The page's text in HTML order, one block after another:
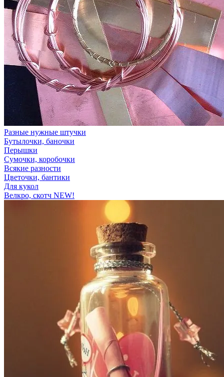
Разные нужные штучки
Бутылочки, баночки
Перышки
Сумочки, коробочки
Всякие разности
Цветочки, бантики
Для кукол
Велкро, скотч NEW!